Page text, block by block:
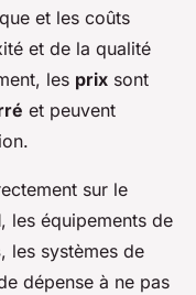
et les coûts
et de la qualité
les prix sont
et peuvent
sur le
, les équipements de
, les systèmes de
dépense à ne pas